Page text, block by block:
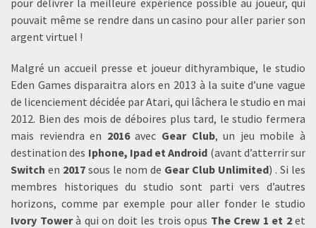
pouvait même se rendre dans un casino pour aller parier son
argent virtuel !
Malgré un accueil presse et joueur dithyrambique, le studio
Eden Games disparaitra alors en 2013 à la suite d’une vague
de licenciement décidée par Atari, qui lâchera le studio en mai
2012. Bien des mois de déboires plus tard, le studio fermera
mais reviendra en 2016avec Gear Club, un jeu mobile à
destination des Iphone, Ipad et Android (avant d’atterrir sur
Switch en 2017 sous le nom de Gear Club Unlimited) . Si les
membres historiques du studio sont parti vers d’autres
horizons, comme par exemple pour aller fonder le studio
Ivory Towerà qui on doit les trois opus The Crew 1 et 2et